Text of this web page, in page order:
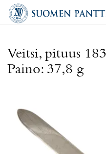
Veitsi, pituus
Paino: 37,8 g